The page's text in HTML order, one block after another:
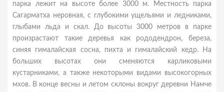
парка лежит на высоте более 3000 м. Местность парка
Сагарматха неровная, с глубокими ущельями и ледниками,
глыбами льда и скал. До высоты 3000 метров в парке
произрастают такие деревья как рододендрон, береза,
синяя гималайская сосна, пихта и гималайский кедр. На
больших высотах они сменяются карликовыми
кустарниками, а также некоторыми видами высокогорных
мхов. В конце весны и летом склоны вокруг деревни Намче